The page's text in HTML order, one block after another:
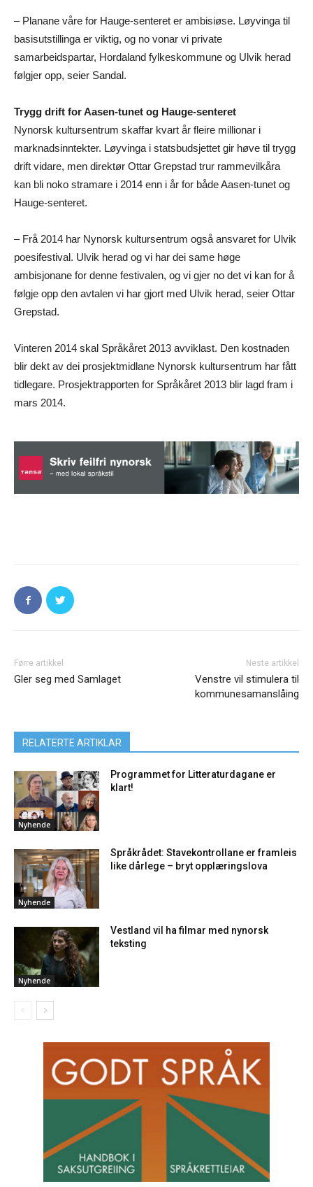
– Planane våre for Hauge-senteret er ambisiøse. Løyvinga til
basisutstillinga er viktig, og no vonar vi private
samarbeidspartar, Hordaland fylkeskommune og Ulvik herad
følgjer opp, seier Sandal.
Trygg drift for Aasen-tunet og Hauge-senteret
Nynorsk kultursentrum skaffar kvart år fleire millionar i
marknadsinntekter. Løyvinga i statsbudsjettet gir høve til trygg
drift vidare, men direktør Ottar Grepstad trur rammevilkåra
kan bli noko stramare i 2014 enn i år for både Aasen-tunet og
Hauge-senteret.
– Frå 2014 har Nynorsk kultursentrum også ansvaret for Ulvik
poesifestival. Ulvik herad og vi har dei same høge
ambisjonane for denne festivalen, og vi gjer no det vi kan for å
følgje opp den avtalen vi har gjort med Ulvik herad, seier Ottar
Grepstad.
Vinteren 2014 skal Språkåret 2013 avviklast. Den kostnaden
blir dekt av dei prosjektmidlane Nynorsk kultursentrum har fått
tidlegare. Prosjektrapporten for Språkåret 2013 blir lagd fram i
mars 2014.
Førre artikkel
Gler seg med Samlaget
Neste artikkel
Venstre vil stimulera til
kommunesamanslåing
RELATERTE ARTIKLAR
Nyhende
Programmet for Litteraturdagane er
klart!
Nyhende
Språkrådet: Stavekontrollane er framleis
like dårlege – bryt opplæringslova
Nyhende
Vestland vil ha filmar med nynorsk
teksting